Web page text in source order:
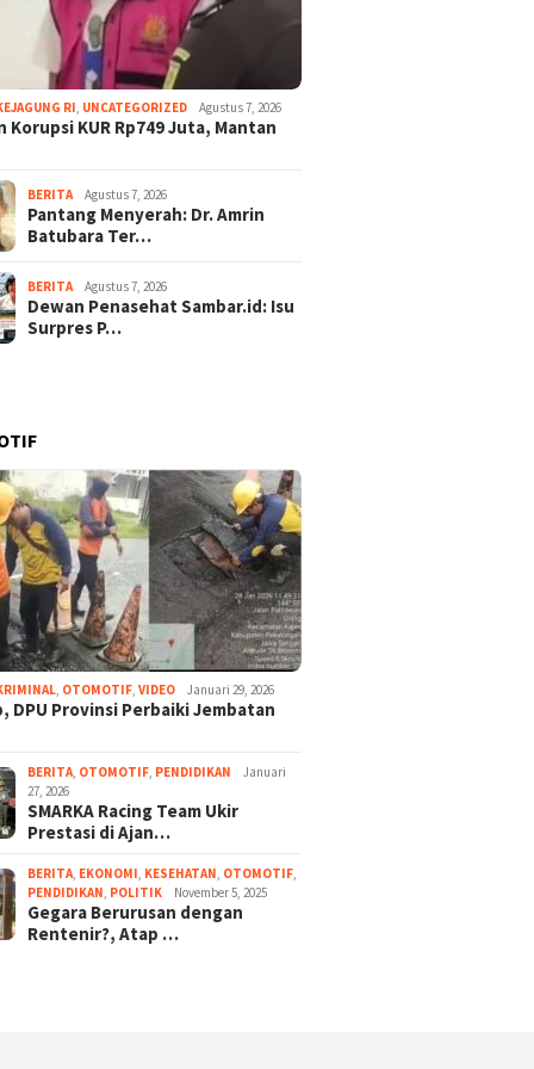
RI UNCATEGORIZED Agustus 7, 2026
Korupsi KUR Rp749 Juta, Mantan
BERITA Agustus 7, 2026
Pantang Menyerah: Dr. Amrin
Batubara Ter…
BERITA Agustus 7, 2026
Dewan Penasehat Sambar.id: Isu
Surpres P…
OTOMOTIF ,VIDEO Januari 29, 2026
DPU Provinsi Perbaiki Jembatan
BERITA OTOMOTIF PENDIDIKAN
Januari
27, 2026
SMARKA Racing Team Ukir
Prestasi di Ajan…
BERITA EKONOMI KESEHATAN OTOMOTIF
PENDIDIKAN POLITIK November 5, 2025
Gegara Berurusan dengan
Rentenir?, Atap …